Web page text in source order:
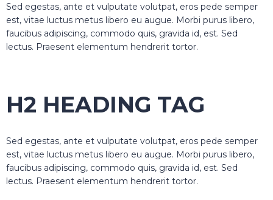
Sed egestas, ante et vulputate volutpat, eros pede semper
est, vitae luctus metus libero eu augue. Morbi purus libero,
faucibus adipiscing, commodo quis, gravida id, est. Sed
lectus. Praesent elementum hendrerit tortor.
H2 HEADING TAG
Sed egestas, ante et vulputate volutpat, eros pede semper
est, vitae luctus metus libero eu augue. Morbi purus libero,
faucibus adipiscing, commodo quis, gravida id, est. Sed
lectus. Praesent elementum hendrerit tortor.